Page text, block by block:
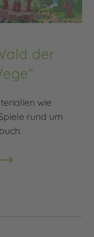
der
wie
rund um